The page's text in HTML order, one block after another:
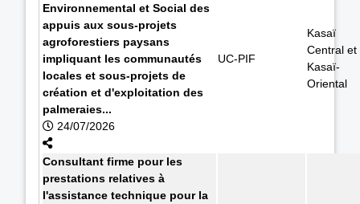
Environnemental et Social des
appuis aux sous-projets
agroforestiers paysans
impliquant les communautés
locales et sous-projets de
création et d'exploitation des
palmeraies...
24/07/2026
UC-PIF
Kasaï
Central et
Kasaï-
Oriental
Consultant firme pour les
prestations relatives à
l'assistance technique pour la